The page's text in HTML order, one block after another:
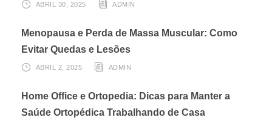
ABRIL 30, 2025 ADMIN
Menopausa e Perda de Massa Muscular: Como
Evitar Quedas e Lesões
ABRIL 2, 2025 ADMIN
Home Office e Ortopedia: Dicas para Manter a
Saúde Ortopédica Trabalhando de Casa